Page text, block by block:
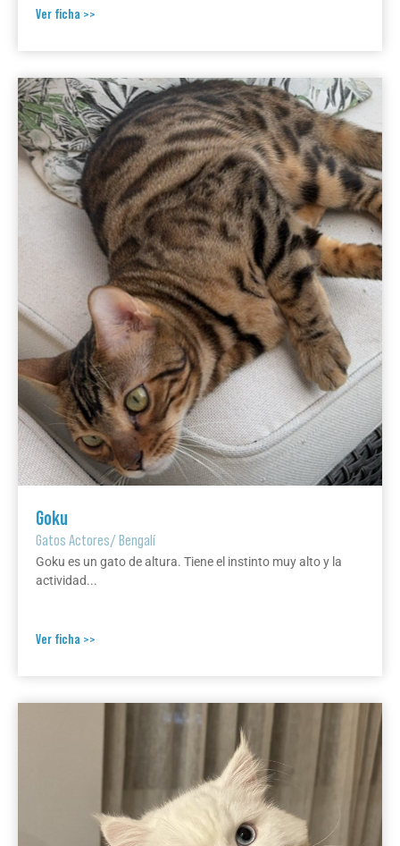
Ver ficha >>
Goku
Gatos Actores/Bengalí
Goku es un gato de altura. Tiene el instinto muy alto y la
actividad...
Ver ficha >>